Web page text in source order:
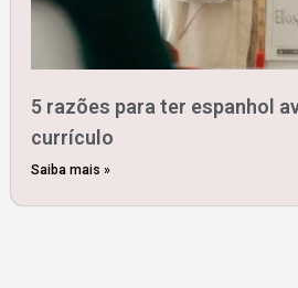
5 razões para ter espanhol
currículo
Saiba mais »